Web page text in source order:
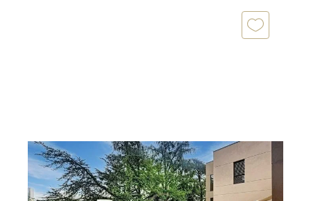
LYON 69005
104,79 m2, 4 pièces
Ref : 368